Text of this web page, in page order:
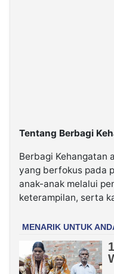
Tentang Berbagi
Berbagi Kehangatan
yang berfokus pada
anak-anak melalui
keterampilan, serta